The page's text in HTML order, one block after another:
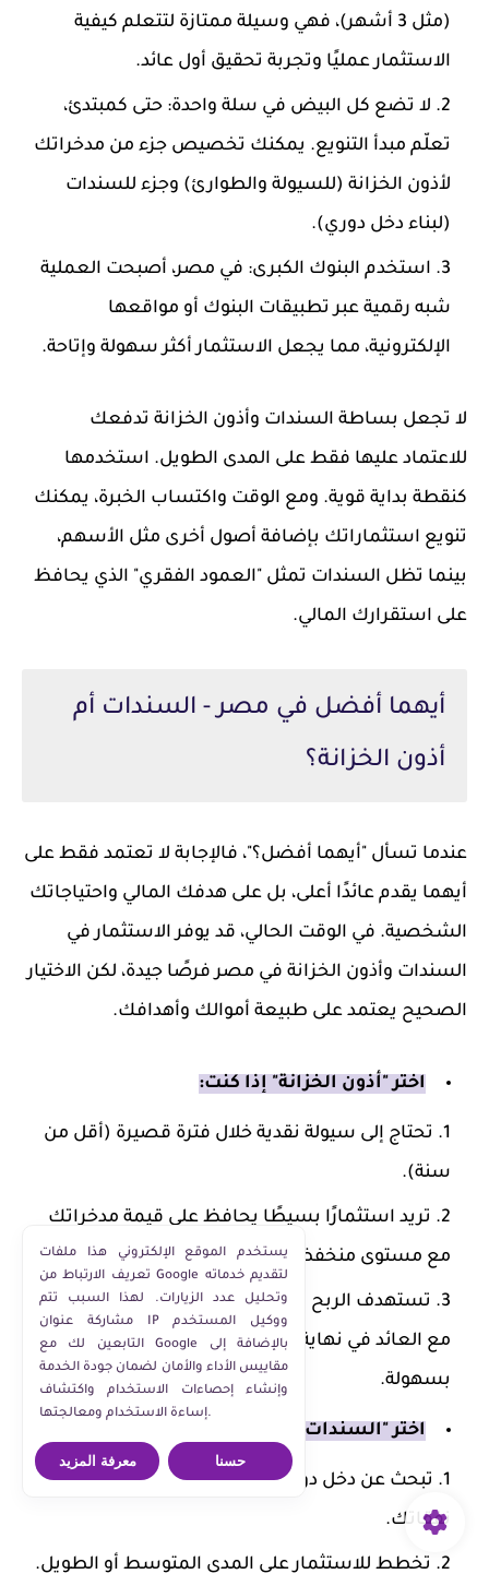
(مثل 3 أشهر)، فهي وسيلة ممتازة لتتعلم كيفية
الاستثمار عمليًا وتجربة تحقيق أول عائد.
لا تضع كل البيض في سلة واحدة: حتى كمبتدئ،
تعلّم مبدأ التنويع. يمكنك تخصيص جزء من مدخراتك
لأذون الخزانة (للسيولة والطوارئ) وجزء للسندات
(لبناء دخل دوري).
استخدم البنوك الكبرى: في مصر، أصبحت العملية
شبه رقمية عبر تطبيقات البنوك أو مواقعها
الإلكترونية، مما يجعل الاستثمار أكثر سهولة وإتاحة.
لا تجعل بساطة السندات وأذون الخزانة تدفعك
للاعتماد عليها فقط على المدى الطويل. استخدمها
كنقطة بداية قوية. ومع الوقت واكتساب الخبرة، يمكنك
تنويع استثماراتك بإضافة أصول أخرى مثل الأسهم،
بينما تظل السندات تمثل "العمود الفقري" الذي يحافظ
على استقرارك المالي.
أيهما أفضل في مصر - السندات أم
أذون الخزانة؟
عندما تسأل "أيهما أفضل؟"، فالإجابة لا تعتمد فقط على
أيهما يقدم عائدًا أعلى، بل على هدفك المالي واحتياجاتك
الشخصية. في الوقت الحالي، قد يوفر الاستثمار في
السندات وأذون الخزانة في مصر فرصًا جيدة، لكن الاختيار
الصحيح يعتمد على طبيعة أموالك وأهدافك.
اختر "أذون الخزانة" إذا كنت:
تحتاج إلى سيولة نقدية خلال فترة قصيرة (أقل من
سنة).
تريد استثمارًا بسيطًا يحافظ على قيمة مدخراتك
مع مستوى منخفض من المخاطر.
تستهدف الربح التراكمي، حيث تستلم رأس المال
مع العائد في نهاية المدة، مما يتيح لك إعادة استثماره
بسهولة.
اختر "السندات" إذا كنت:
تبحث عن دخل دوري منتظم يساعدك في تغطية
نفقاتك.
تخطط للاستثمار على المدى المتوسط أو الطويل.
يستخدم الموقع الإلكتروني هذا ملفات
تعريف الارتباط من Google لتقديم خدماته
وتحليل عدد الزيارات. لهذا السبب تتم
مشاركة عنوان IP ووكيل المستخدم
التابعين لك مع Google بالإضافة إلى
مقاييس الأداء والأمان لضمان جودة الخدمة
وإنشاء إحصاءات الاستخدام واكتشاف
إساءة الاستخدام ومعالجتها.
معرفة المزيد حسنا